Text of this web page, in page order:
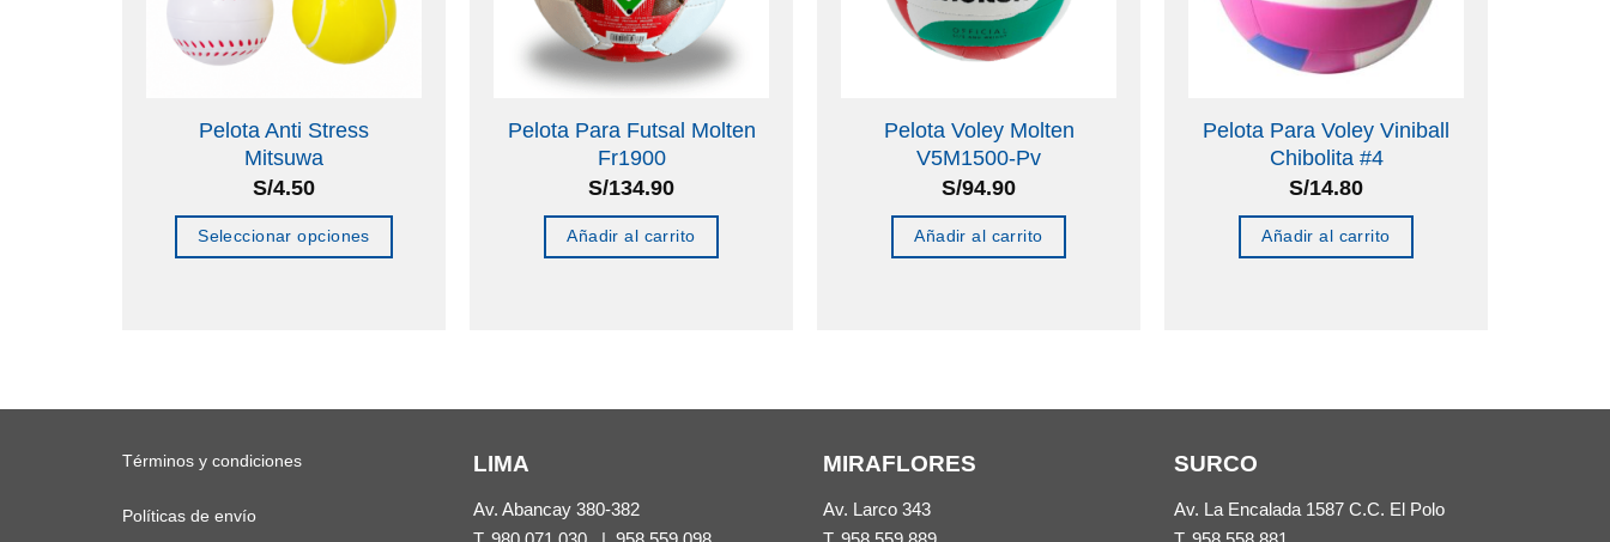
Pelota Anti Stress
Mitsuwa
S/4.50
Seleccionar opciones
variantes.
Pelota Para Futsal Molten
Fr1900
S/134.90
Añadir al carrito
Pelota Voley Molten
V5M1500-Pv
S/94.90
Añadir al carrito
Pelota Para Voley Viniball
Chibolita #4
S/14.80
Añadir al carrito
Términos y condiciones
Políticas de envío
LIMA
Av. Abancay 380-382
MIRAFLORES
Av. Larco 343
SURCO
Av. La Encalada 1587 C.C. El Polo